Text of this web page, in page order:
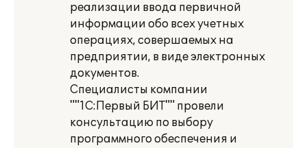
реализации ввода первичной
информации обо всех учетных
операциях, совершаемых на
предприятии, в виде электронных
документов.
Специалисты компании
""1С:Первый БИТ"" провели
консультацию по выбору
программного обеспечения и